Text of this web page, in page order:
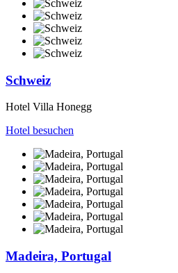
Schweiz
Hotel Villa Honegg
Hotel besuchen
Madeira, Portugal